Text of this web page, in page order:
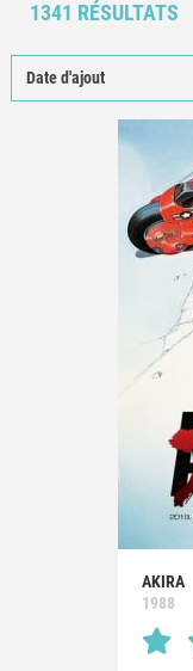
1341 RÉSULTATS
Date d'ajout
AKIRA
1988